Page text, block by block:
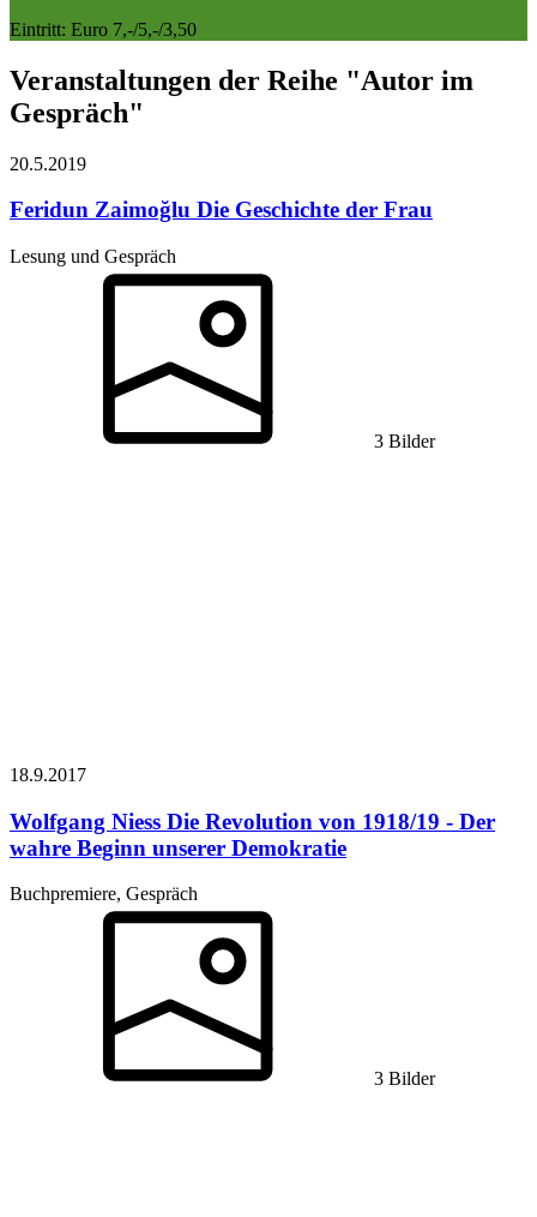
Eintritt: Euro 7,-/5,-/3,50
Veranstaltungen der Reihe "Autor im
Gespräch"
20.5.2019
Feridun Zaimoğlu Die Geschichte der Frau
Lesung und Gespräch
3 Bilder
18.9.2017
Wolfgang Niess Die Revolution von 1918/19 - Der
wahre Beginn unserer Demokratie
Buchpremiere, Gespräch
3 Bilder